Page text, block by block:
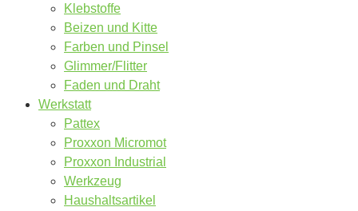
Klebstoffe
Beizen und Kitte
Farben und Pinsel
Glimmer/Flitter
Faden und Draht
Werkstatt
Pattex
Proxxon Micromot
Proxxon Industrial
Werkzeug
Haushaltsartikel